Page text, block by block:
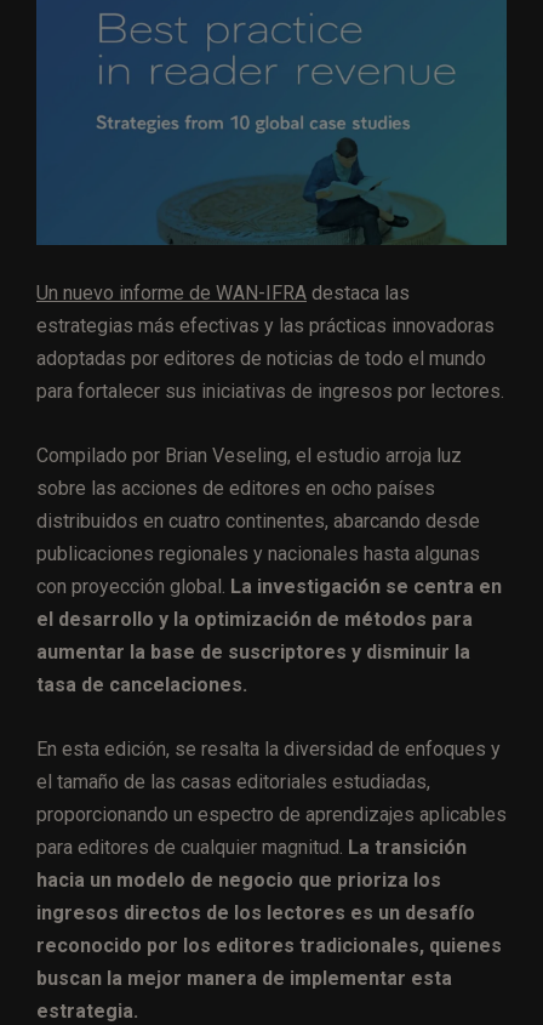
Un nuevo informe de WAN-IFRA destaca las
estrategias más efectivas y las prácticas innovadoras
adoptadas por editores de noticias de todo el mundo
para fortalecer sus iniciativas de ingresos por lectores.
Compilado por Brian Veseling, el estudio arroja luz
sobre las acciones de editores en ocho países
distribuidos en cuatro continentes, abarcando desde
publicaciones regionales y nacionales hasta algunas
con proyección global. La investigación se centra en
el desarrollo y la optimización de métodos para
aumentar la base de suscriptores y disminuir la
tasa de cancelaciones.
En esta edición, se resalta la diversidad de enfoques y
el tamaño de las casas editoriales estudiadas,
proporcionando un espectro de aprendizajes aplicables
para editores de cualquier magnitud. La transición
hacia un modelo de negocio que prioriza los
ingresos directos de los lectores es un desafío
reconocido por los editores tradicionales, quienes
buscan la mejor manera de implementar esta
estrategia.